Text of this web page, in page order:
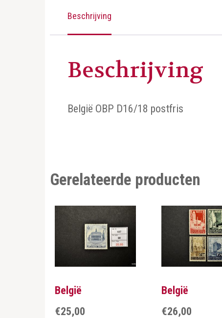
Beschrijving
Beschrijving
België OBP D16/18 postfris
Gerelateerde producten
België
€25,00
België
€26,00